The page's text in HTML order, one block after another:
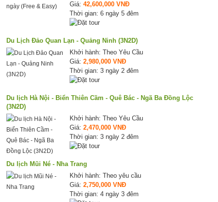
Giá:42,600,000 VNĐ
Thời gian: 6 ngày 5 đêm
Du Lịch Đảo Quan Lạn - Quảng Ninh (3N2D)
Khởi hành: Theo Yêu Cầu
Giá:2,980,000 VNĐ
Thời gian: 3 ngày 2 đêm
Du lịch Hà Nội - Biển Thiên Cầm - Quê Bác - Ngã Ba Đồng Lộc
(3N2D)
Khởi hành: Theo Yêu Cầu
Giá:2,470,000 VNĐ
Thời gian: 3 ngày 2 đêm
Du lịch Mũi Né - Nha Trang
Khởi hành: Theo yêu cầu
Giá:2,750,000 VNĐ
Thời gian: 4 ngày 3 đêm